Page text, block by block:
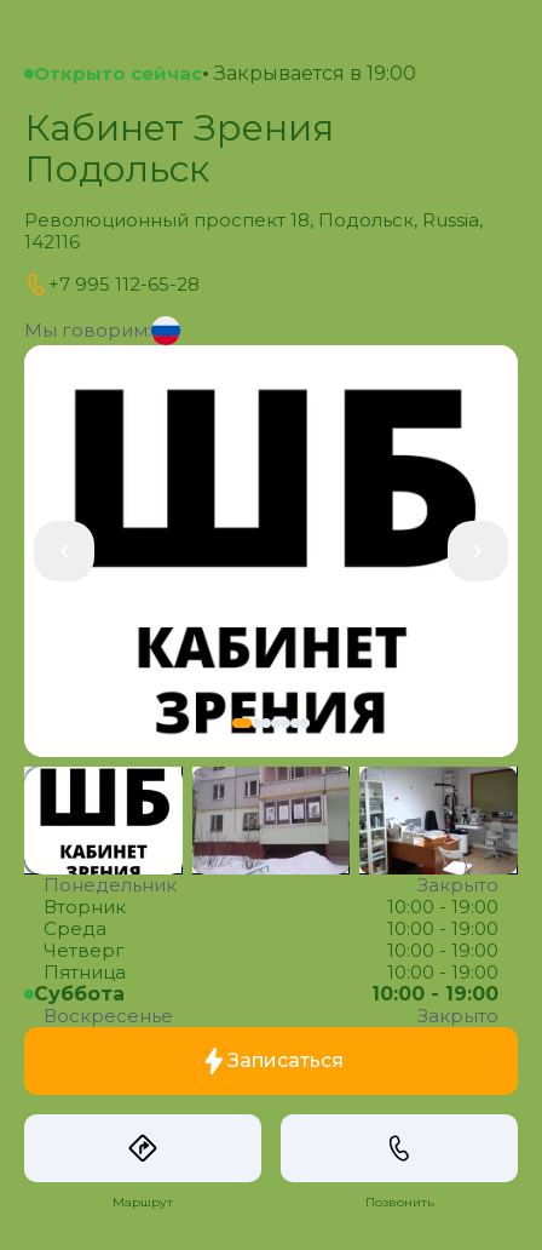
Открыто сейчас• Закрывается в 19:00
Кабинет Зрения
Подольск
Революционный проспект 18, Подольск, Russia,
142116
+7 995 112-65-28
Мы говорим:
Понедельник
Закрыто
Вторник
10:00 - 19:00
Среда
10:00 - 19:00
Четверг
10:00 - 19:00
Пятница
10:00 - 19:00
Суббота
10:00 - 19:00
Воскресенье
Закрыто
Записаться
Маршрут Позвонить